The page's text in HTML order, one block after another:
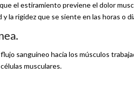
el estiramiento previene el dolor
la rigidez que se siente en las horas o
sanguíneo hacia los músculos
musculares.